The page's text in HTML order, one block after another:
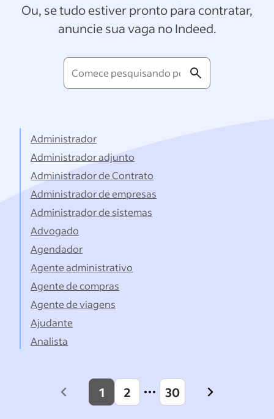
Ou, se tudo estiver pronto para contratar,
anuncie sua vaga no Indeed.
Comece
pesquisando
Administrador
Administrador adjunto
Administrador de Contrato
Administrador de empresas
Administrador de sistemas
Advogado
Agendador
Agente administrativo
Agente de compras
Agente de viagens
Ajudante
Analista
Previous
1 2 30
Next